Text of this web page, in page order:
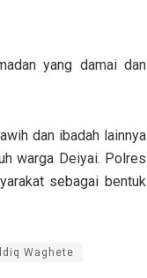
yang damai dan
dan ibadah lainnya
warga Deiyai. Polres
sebagai bentuk
Waghete